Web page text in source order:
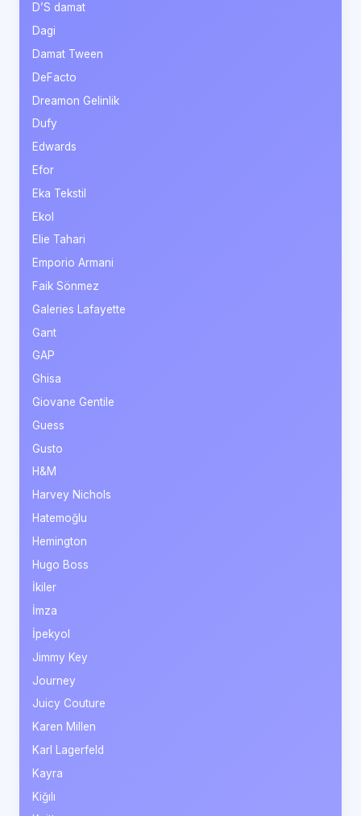
D’S damat
Dagi
Damat Tween
DeFacto
Dreamon Gelinlik
Dufy
Edwards
Efor
Eka Tekstil
Ekol
Elie Tahari
Emporio Armani
Faik Sönmez
Galeries Lafayette
Gant
GAP
Ghisa
Giovane Gentile
Guess
Gusto
H&M
Harvey Nichols
Hatemoğlu
Hemington
Hugo Boss
İkiler
İmza
İpekyol
Jimmy Key
Journey
Juicy Couture
Karen Millen
Karl Lagerfeld
Kayra
Kiğılı